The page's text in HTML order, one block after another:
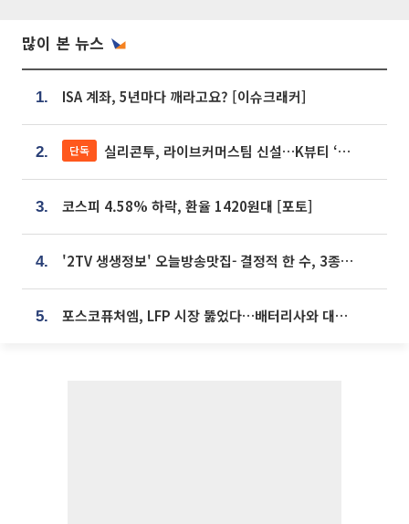
많이 본 뉴스
1. ISA 계좌, 5년마다 깨라고요? [이슈크래커]
2. 단독 실리콘투, 라이브커머스팀 신설…K뷰티 ‘글로벌 판매망’ 확대[K뷰티 라방戰]
3. 코스피 4.58% 하락, 환율 1420원대 [포토]
4. '2TV 생생정보' 오늘방송맛집- 결정적 한 수, 3종 메밀면! 메밀 소바 맛집 '의○○○○'
5. 포스코퓨처엠, LFP 시장 뚫었다…배터리사와 대규모 장기 공급 합의